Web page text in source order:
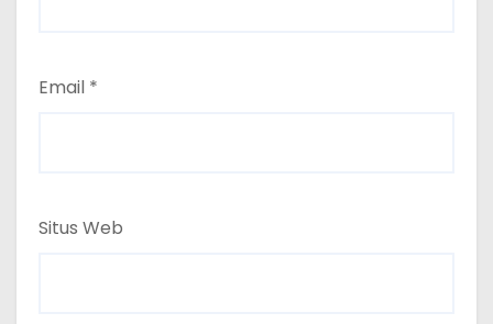
Email *
Situs Web